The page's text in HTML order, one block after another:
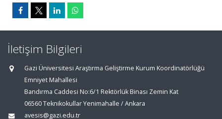
İletişim Bilgileri
Gazi Üniversitesi Araştırma Geliştirme Kurum Koordinatörlüğü
Emniyet Mahallesi
Bandırma Caddesi No:6/1 Rektörlük Binası Zemin Kat
06560 Teknikokullar Yenimahalle / Ankara
avesis@gazi.edu.tr